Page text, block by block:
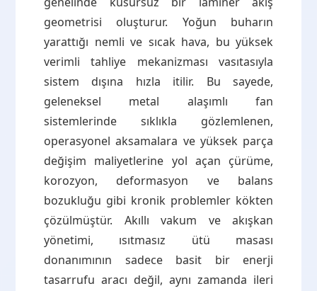
geometrisi oluşturur. Yoğun buharın
yarattığı nemli ve sıcak hava, bu yüksek
verimli tahliye mekanizması vasıtasıyla
sistem dışına hızla itilir. Bu sayede,
geleneksel metal alaşımlı fan
sistemlerinde sıklıkla gözlemlenen,
operasyonel aksamalara ve yüksek parça
değişim maliyetlerine yol açan çürüme,
korozyon, deformasyon ve balans
bozukluğu gibi kronik problemler kökten
çözülmüştür. Akıllı vakum ve akışkan
yönetimi, ısıtmasız ütü masası
donanımının sadece basit bir enerji
tasarrufu aracı değil, aynı zamanda ileri